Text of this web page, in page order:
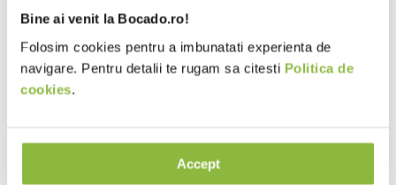
Bine ai venit la Bocado.ro!
Folosim cookies pentru a imbunatati experienta de
navigare. Pentru detalii te rugam sa citesti Politica de
cookies.
Accept
Pastele au cel mai bun gust atunci cand sunt inca „al
dente”.
Ingrediente